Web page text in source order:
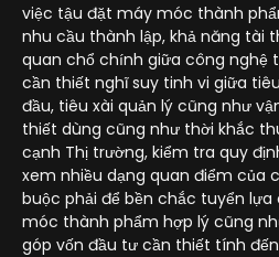
việc tậu đặt máy móc thành
nhu cầu thành lập, khả năng tài
quan chổ chính giữa công nghệ
cần thiết nghĩ suy tinh vi giữa
đầu, tiêu xài quản lý cũng như
thiết dùng cũng như thời khắc
cạnh Thị trường, kiểm tra quy
xem nhiều dạng quan điểm của
buộc phải để bền chắc tuyển
móc thành phẩm hợp lý cũng
góp vốn đầu tư cần thiết tính